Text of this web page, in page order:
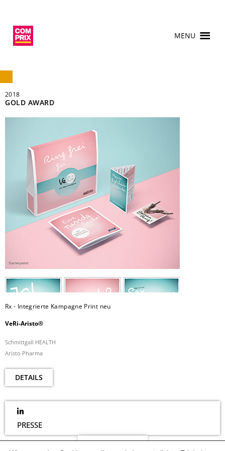
MENU
2018
GOLD AWARD
Rx - Integrierte Kampagne Print neu
VeRi-Aristo®
Schmittgall HEALTH
Aristo Pharma
DETAILS
PRESSE